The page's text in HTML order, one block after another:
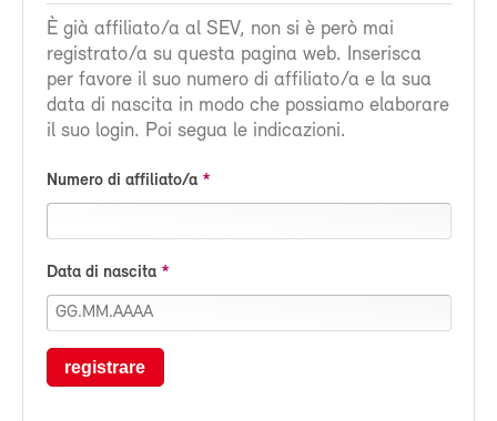
È già affiliato/a al SEV, non si è però mai
registrato/a su questa pagina web. Inserisca
per favore il suo numero di affiliato/a e la sua
data di nascita in modo che possiamo elaborare
il suo login. Poi segua le indicazioni.
Numero di affiliato/a
Data di nascita
registrare